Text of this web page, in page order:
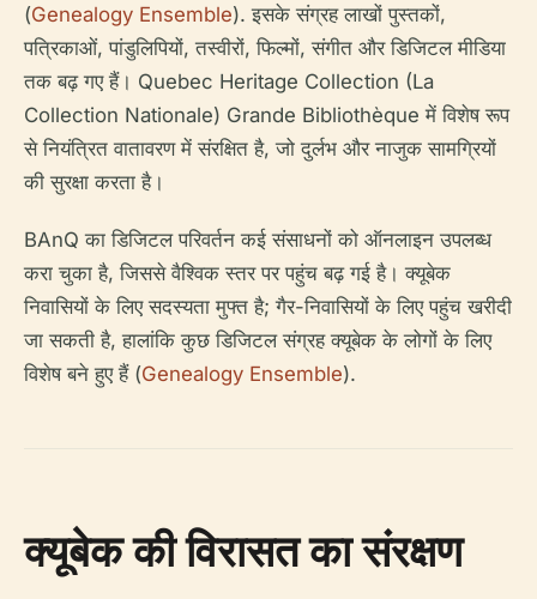
(Genealogy Ensemble). इसके संग्रह लाखों पुस्तकों,
पत्रिकाओं, पांडुलिपियों, तस्वीरों, फिल्मों, संगीत और डिजिटल मीडिया
तक बढ़ गए हैं। Quebec Heritage Collection (La
Collection Nationale) Grande Bibliothèque में विशेष रूप
से नियंत्रित वातावरण में संरक्षित है, जो दुर्लभ और नाजुक सामग्रियों
की सुरक्षा करता है।
BAnQ का डिजिटल परिवर्तन कई संसाधनों को ऑनलाइन उपलब्ध
करा चुका है, जिससे वैश्विक स्तर पर पहुंच बढ़ गई है। क्यूबेक
निवासियों के लिए सदस्यता मुफ्त है; गैर-निवासियों के लिए पहुंच खरीदी
जा सकती है, हालांकि कुछ डिजिटल संग्रह क्यूबेक के लोगों के लिए
विशेष बने हुए हैं (Genealogy Ensemble).
क्यूबेक की विरासत का संरक्षण